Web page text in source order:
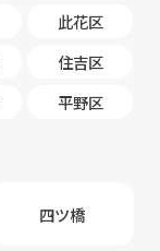
此花区
住吉区
平野区
四ツ橋